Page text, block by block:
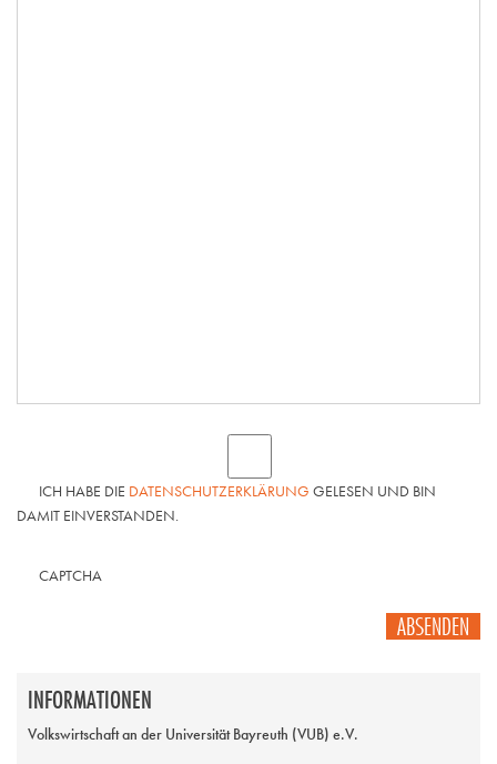
INFORMATIONEN
Volkswirtschaft an der Universität Bayreuth (VUB) e.V.
ICH HABE DIE DATENSCHUTZERKLÄRUNG GELESEN UND BIN
DAMIT EINVERSTANDEN.
CAPTCHA
ABSENDEN